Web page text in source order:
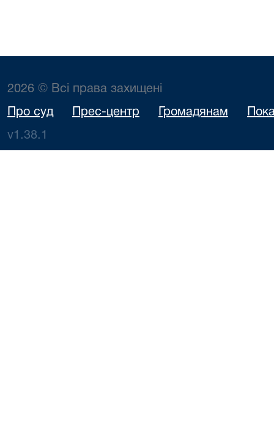
2026 © Всі права захищені
Про суд Прес-центр Громадянам
v1.38.1